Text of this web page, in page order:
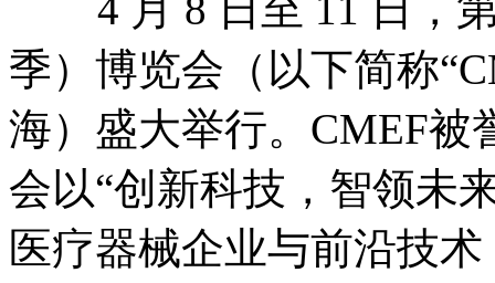
季）博览会（以下简称“
海）盛大举行。 CMEF被
会以“创新科技，智领未
医疗器械企业与前沿技术